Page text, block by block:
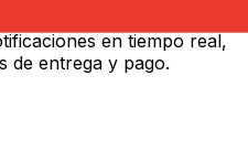
en tiempo real,
de entrega y pago.